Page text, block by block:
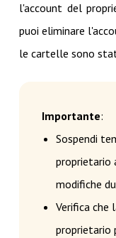
l'account del
puoi eliminare
le cartelle sono
Importante:
Sospendi
proprietario
modifiche
Verifica che
proprietario